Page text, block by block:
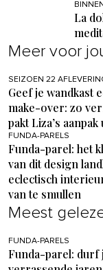
La
Meer voor
SEIZOEN 22
Geef je wandkast
make-over: zo
pakt Liza’s aanpak
FUNDA-PARELS
Funda-parel: het
van dit design
eclectisch
van te smullen
Meest
FUNDA-PARELS
Funda-parel: durf